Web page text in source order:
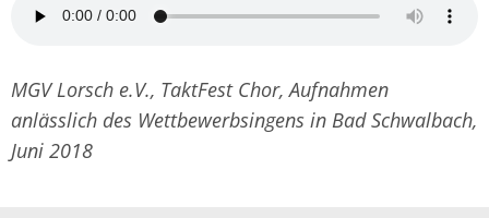
MGV Lorsch e.V., TaktFest Chor, Aufnahmen
anlässlich des Wettbewerbsingens in Bad Schwalbach,
Juni 2018